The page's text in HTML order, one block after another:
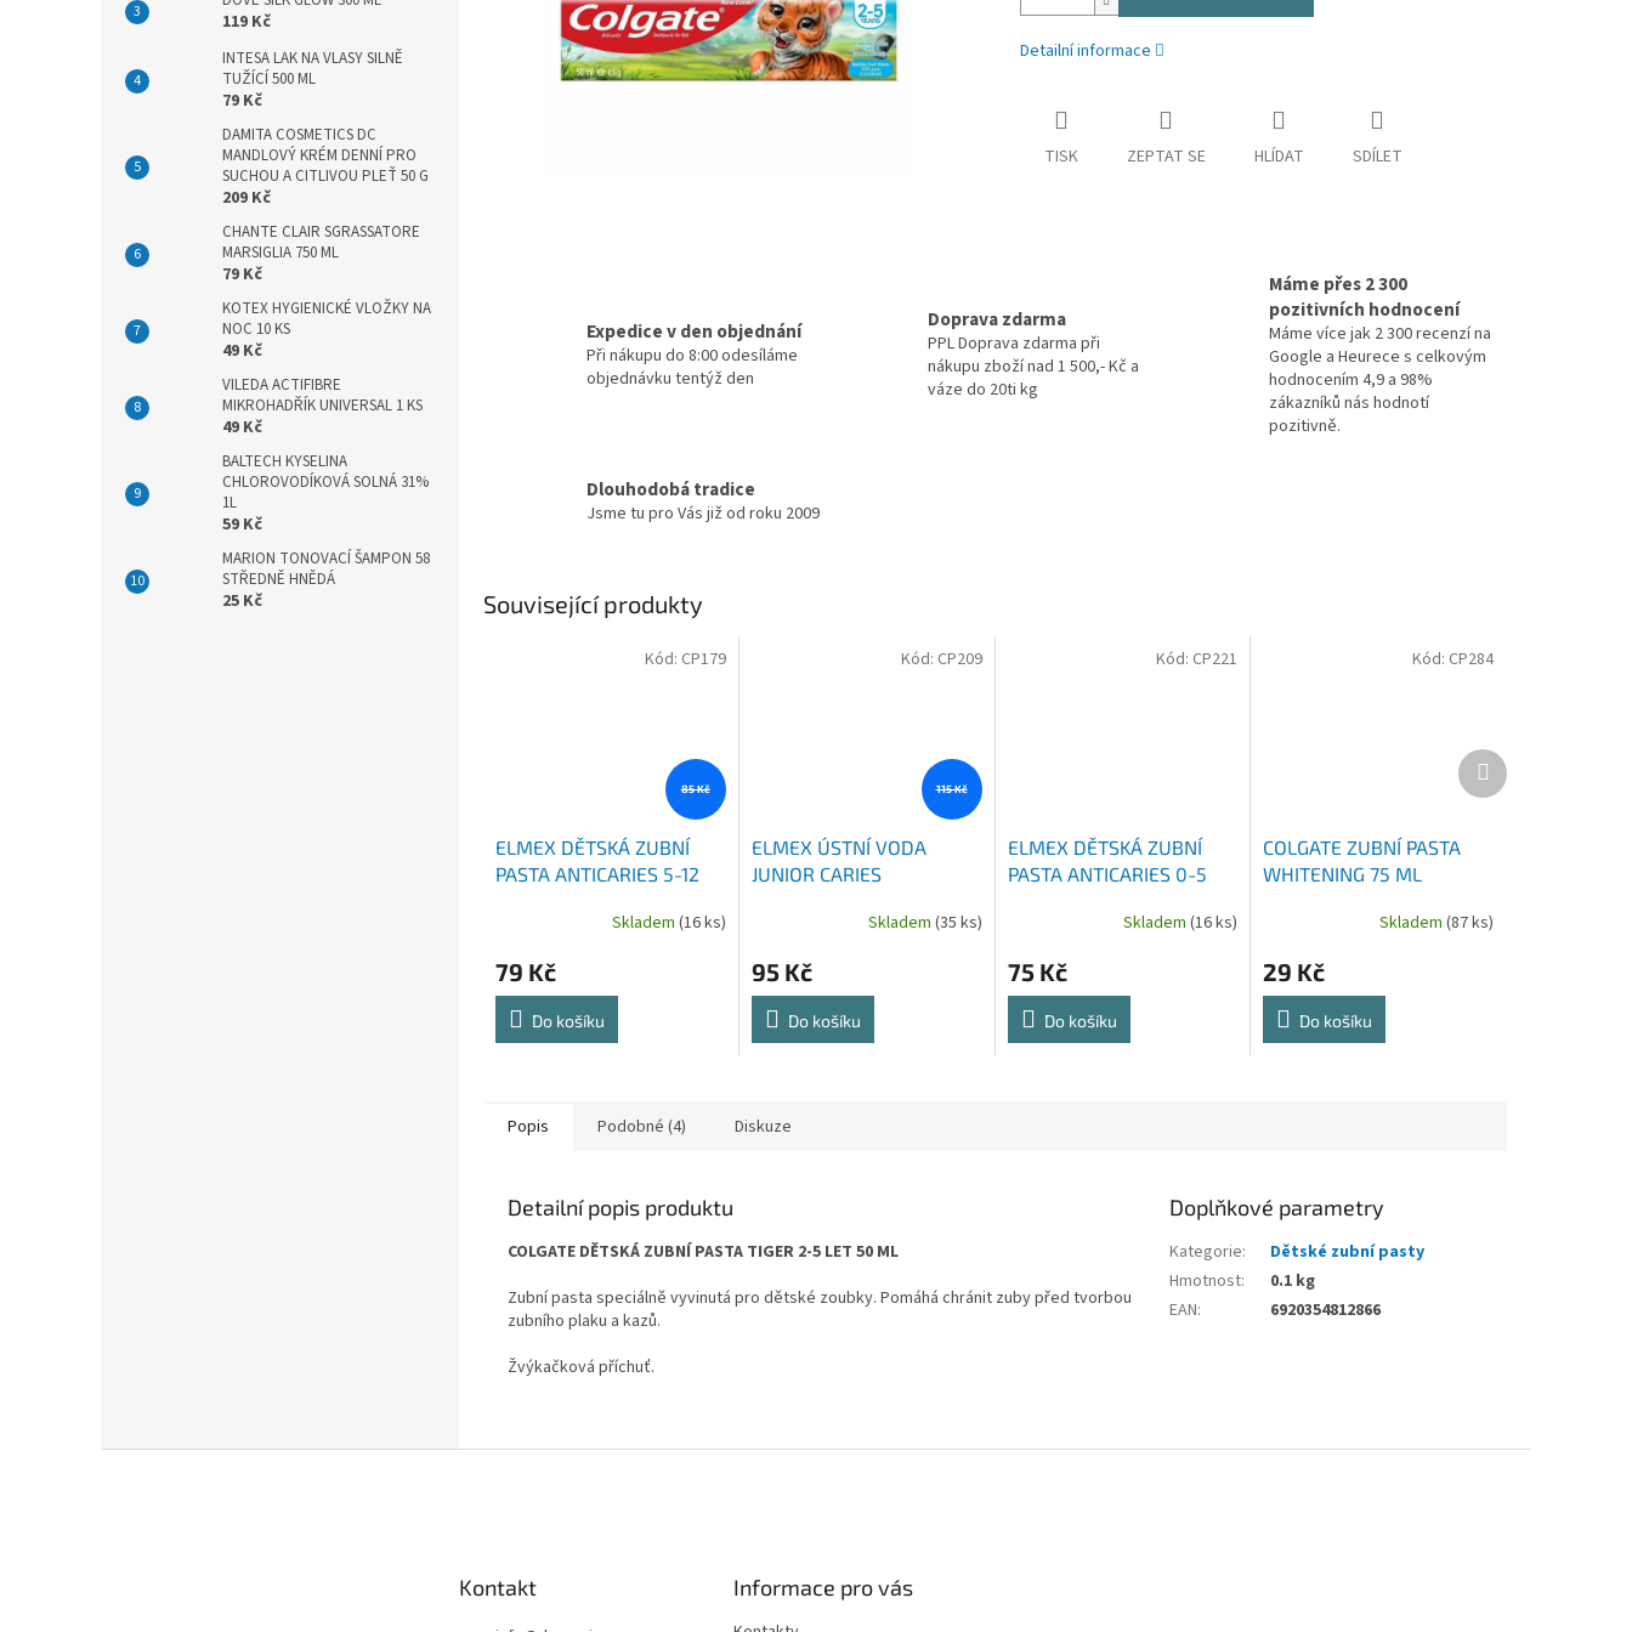
119 Kč
INTESA LAK NA VLASY SILNĚ
TUŽÍCÍ 500 ML
79 Kč
DAMITA COSMETICS DC
MANDLOVÝ KRÉM DENNÍ PRO
SUCHOU A CITLIVOU PLEŤ 50 G
209 Kč
CHANTE CLAIR SGRASSATORE
MARSIGLIA 750 ML
79 Kč
KOTEX HYGIENICKÉ VLOŽKY NA
NOC 10 KS
49 Kč
VILEDA ACTIFIBRE
MIKROHADŘÍK UNIVERSAL 1 KS
49 Kč
BALTECH KYSELINA
CHLOROVODÍKOVÁ SOLNÁ 31%
1L
59 Kč
MARION TONOVACÍ ŠAMPON 58
STŘEDNĚ HNĚDÁ
25 Kč
Detailní informace
TISK ZEPTAT SE HLÍDAT SDÍLET
Expedice v den objednání
Při nákupu do 8:00 odesíláme
objednávku tentýž den
Doprava zdarma
PPL Doprava zdarma při
nákupu zboží nad 1 500,- Kč a
váze do 20ti kg
Máme přes 2 300
pozitivních hodnocení
Máme více jak 2 300 recenzí na
Google a Heurece s celkovým
hodnocením 4,9 a 98%
zákazníků nás hodnotí
pozitivně.
Dlouhodobá tradice
Jsme tu pro Vás již od roku 2009
Související produkty
85 Kč
ELMEX DĚTSKÁ ZUBNÍ
PASTA ANTICARIES 5-12
Skladem (16 ks)
79 Kč
Do košíku
Kód: CP179
115 Kč
ELMEX ÚSTNÍ VODA
JUNIOR CARIES
Skladem (35 ks)
95 Kč
Do košíku
Kód: CP209
ELMEX DĚTSKÁ ZUBNÍ
PASTA ANTICARIES 0-5
Skladem(16 ks)
75 Kč
Do košíku
Kód: CP221
COLGATE ZUBNÍ PASTA
WHITENING 75 ML
Skladem (87 ks)
29 Kč
Do košíku
Kód: CP284
Další
produkt
Popis Podobné (4) Diskuze
Detailní popis produktu
COLGATE DĚTSKÁ ZUBNÍ PASTA TIGER 2-5 LET 50 ML
Zubní pasta speciálně vyvinutá pro dětské zoubky. Pomáhá chránit zuby před tvorbou
zubního plaku a kazů.
Žvýkačková příchuť.
Doplňkové parametry
Kategorie:
Dětské zubní pasty
Hmotnost:
0.1 kg
EAN: 6920354812866
Kontakt Informace pro vás